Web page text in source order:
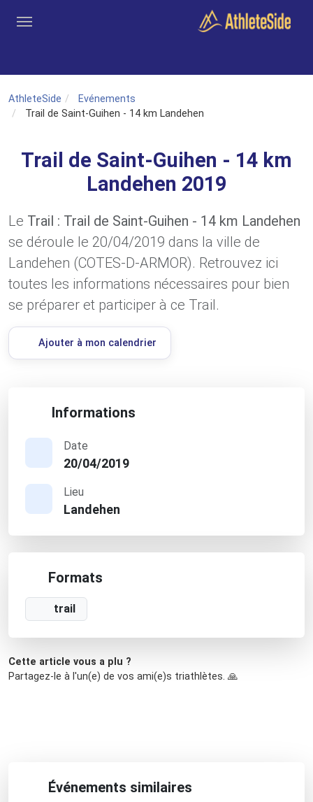
AthleteSide
Evénements
Trail de Saint-Guihen - 14 km Landehen
Trail de Saint-Guihen - 14 km
Landehen 2019
Le Trail : Trail de Saint-Guihen - 14 km Landehen
se déroule le 20/04/2019 dans la ville de
Landehen (COTES-D-ARMOR). Retrouvez ici
toutes les informations nécessaires pour bien
se préparer et participer à ce Trail.
Ajouter à mon calendrier
Informations
Date
20/04/2019
Lieu
Landehen
Formats
trail
Cette article vous a plu ?
Partagez-le à l'un(e) de vos ami(e)s triathlètes. 🙏
Événements similaires